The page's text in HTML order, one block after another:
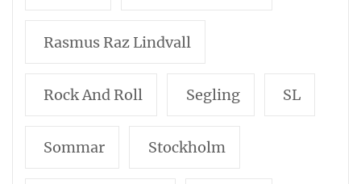
Rasmus Raz Lindvall
Rock And Roll Segling SL
Sommar Stockholm